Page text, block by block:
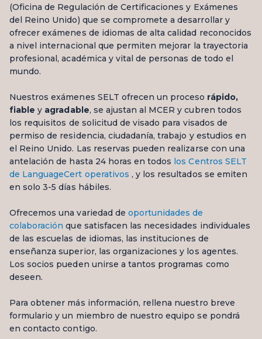
(Oficina de Regulación de Certificaciones y Exámenes
del Reino Unido) que se compromete a desarrollar y
ofrecer exámenes de idiomas de alta calidad reconocidos
a nivel internacional que permiten mejorar la trayectoria
profesional, académica y vital de personas de todo el
mundo.
Nuestros exámenes SELT ofrecen un proceso rápido,
fiabley agradable, se ajustan al MCER y cubren todos
los requisitos de solicitud de visado para visados de
permiso de residencia, ciudadanía, trabajo y estudios en
el Reino Unido. Las reservas pueden realizarse con una
antelación de hasta 24 horas en todos los Centros SELT
de LanguageCert operativos , y los resultados se emiten
en solo 3-5 días hábiles.
Ofrecemos una variedad de oportunidades de
colaboración que satisfacen las necesidades individuales
de las escuelas de idiomas, las instituciones de
enseñanza superior, las organizaciones y los agentes.
Los socios pueden unirse a tantos programas como
deseen.
Para obtener más información, rellena nuestro breve
formulario y un miembro de nuestro equipo se pondrá
en contacto contigo.